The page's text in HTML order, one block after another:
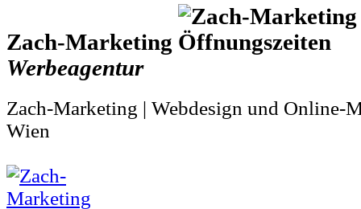
Zach-Marketing
Werbeagentur
Zach-Marketing | Webdesign und Online-
Wien